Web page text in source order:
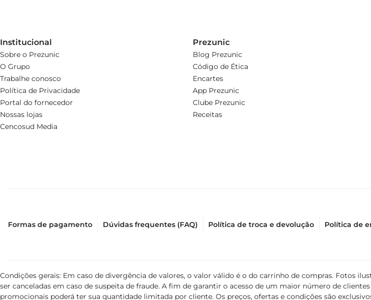
Institucional
Sobre o Prezunic
O Grupo
Trabalhe conosco
Política de Privacidade
Portal do fornecedor
Nossas lojas
Cencosud Media
Prezunic
Blog Prezunic
Código de Ética
Encartes
App Prezunic
Clube Prezunic
Receitas
Formas de pagamento Dúvidas frequentes (FAQ) Política de troca e devolução Política de
Condições gerais: Em caso de divergência de valores, o valor válido é o do carrinho de compras. Fotos
ser canceladas em caso de suspeita de fraude. A fim de garantir o acesso de um maior número de
promocionais poderá ter sua quantidade limitada por cliente. Os preços, ofertas e condições são